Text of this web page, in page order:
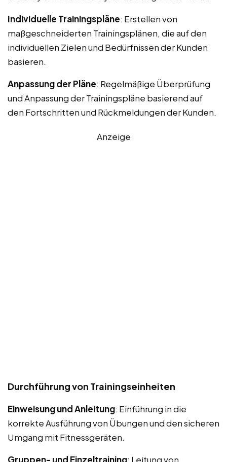
Individuelle Trainingspläne: Erstellen von
maßgeschneiderten Trainingsplänen, die auf den
individuellen Zielen und Bedürfnissen der Kunden
basieren.
Anpassung der Pläne: Regelmäßige Überprüfung
und Anpassung der Trainingspläne basierend auf
den Fortschritten und Rückmeldungen der Kunden.
Anzeige
Durchführung von Trainingseinheiten
Einweisung und Anleitung: Einführung in die
korrekte Ausführung von Übungen und den sicheren
Umgang mit Fitnessgeräten.
Gruppen- und Einzeltraining: Leitung von